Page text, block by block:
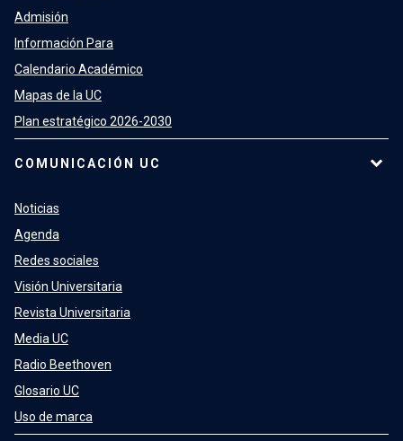
Admisión
Información Para
Calendario Académico
Mapas de la UC
Plan estratégico 2026-2030
COMUNICACIÓN UC
Noticias
Agenda
Redes sociales
Visión Universitaria
Revista Universitaria
Media UC
Radio Beethoven
Glosario UC
Uso de marca